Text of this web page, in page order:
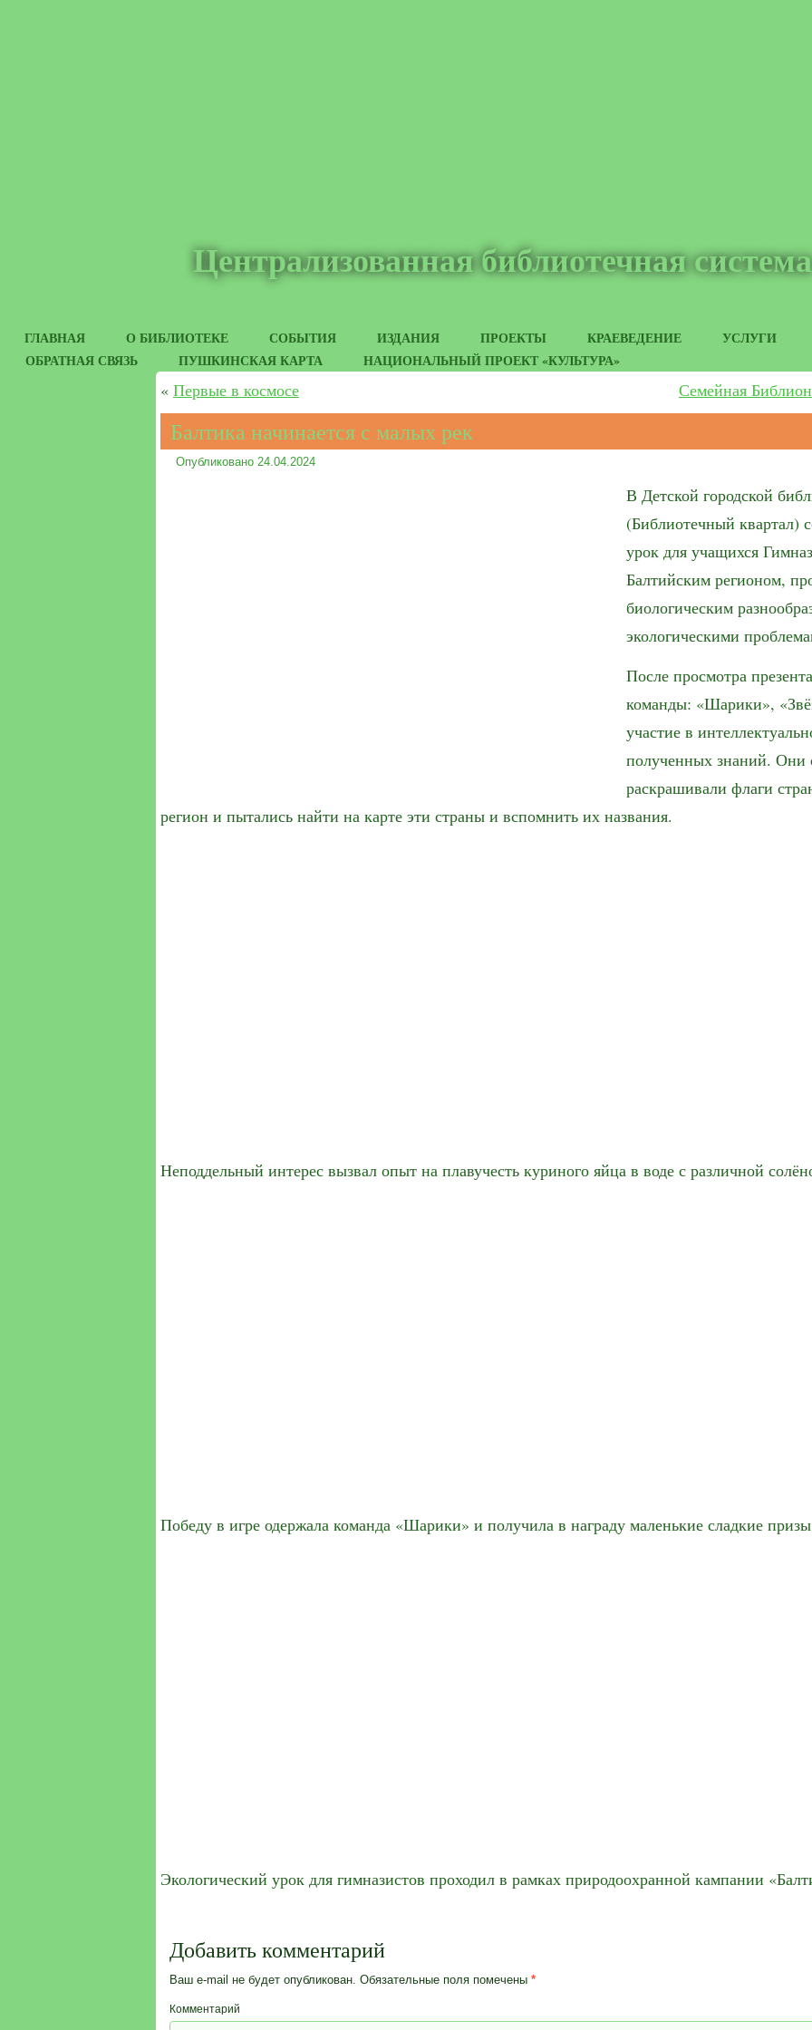
Централизованная библиотечная
ГЛАВНАЯ О БИБЛИОТЕКЕ СОБЫТИЯ ИЗДАНИЯ ПРОЕКТЫ КРАЕВЕДЕНИЕ
УСЛУГИ
ОБРАТНАЯ СВЯЗЬ
ПУШКИНСКАЯ КАРТА НАЦИОНАЛЬНЫЙ ПРОЕКТ «КУЛЬТУРА»
« Первые в космосе Семейная
Балтика начинается с малых рек
Опубликовано 24.04.2024
В Детской городской
(Библиотечный квартал)
урок для учащихся
Балтийским регионом,
биологическим
экологическими
После просмотра
команды: «Шарики»,
участие в
полученных знаний. Они
раскрашивали флаги
регион и пытались найти на карте эти страны и вспомнить их названия.
Неподдельный интерес вызвал опыт на плавучесть куриного яйца в воде с различной
Победу в игре одержала команда «Шарики» и получила в награду маленькие сладкие
Экологический урок для гимназистов проходил в рамках природоохранной кампании
Добавить комментарий
Ваш e-mail не будет опубликован. Обязательные поля помечены *
Комментарий